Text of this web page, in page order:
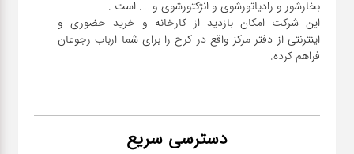
این شرکت امکان بازدید از کارخانه و خرید حضوری و
اینترنتی از دفتر مرکز واقع در کرج را برای شما ارباب رجوعان
فراهم کرده.
دسترسی سریع